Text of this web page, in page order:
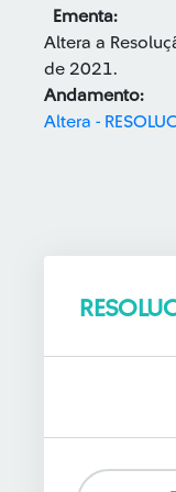
Ementa:
Altera a
de 2021.
Andamento:
Altera -